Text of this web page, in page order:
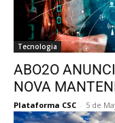
Tecnologia
ABO2O
NOVA
Plataforma CSC - 5 de